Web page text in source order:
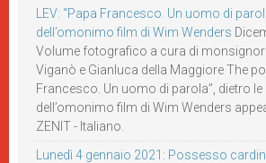
LEV: “Papa Francesco. Un uomo di
dell’omonimo film di Wim Wenders
Volume fotografico a cura di
Viganò e Gianluca della Maggiore The
Francesco. Un uomo di parola”, dietro le
dell’omonimo film di Wim Wenders
ZENIT - Italiano.
Lunedì 4 gennaio 2021: Possesso